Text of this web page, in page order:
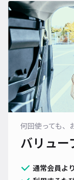
何回使っても、
バリュー
通常会員よ